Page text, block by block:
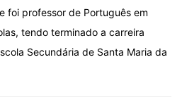
foi professor de Português em
tendo terminado a carreira
Secundária de Santa Maria da